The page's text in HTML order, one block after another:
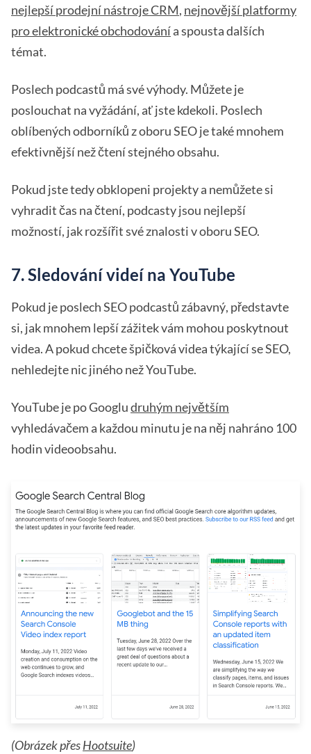
nejlepší prodejní nástroje CRM, nejnovější platformy
pro elektronické obchodovánía spousta dalších
témat.
Poslech podcastů má své výhody. Můžete je
poslouchat na vyžádání, ať jste kdekoli. Poslech
oblíbených odborníků z oboru SEO je také mnohem
efektivnější než čtení stejného obsahu.
Pokud jste tedy obklopeni projekty a nemůžete si
vyhradit čas na čtení, podcasty jsou nejlepší
možností, jak rozšířit své znalosti v oboru SEO.
7. Sledování videí na YouTube
Pokud je poslech SEO podcastů zábavný, představte
si, jak mnohem lepší zážitek vám mohou poskytnout
videa. A pokud chcete špičková videa týkající se SEO,
nehledejte nic jiného než YouTube.
YouTube je po Googludruhým největším
vyhledávačem a každou minutu je na něj nahráno 100
hodin videoobsahu.
(Obrázek přesHootsuite)